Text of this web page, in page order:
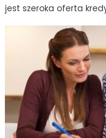
jest szeroka oferta